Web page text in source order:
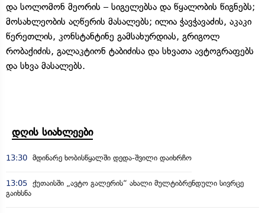
და სოლომონ მეორის – სიგელებსა და წყალობის წიგნებს;
მოსახლეობის აღწერის მასალებს; ილია ჭავჭავაძის, აკაკი
წერეთლის, კონსტანტინე გამსახურდიას, გრიგოლ
რობაქიძის, გალაკტიონ ტაბიძისა და სხვათა ავტოგრაფებს
და სხვა მასალებს.
დღის სიახლეები
13:30 მდინარე ხობისწყალში დედა-შვილი დაიხრჩო
13:05 ქუთაისში „ავტო გალერის“ ახალი მულტიბრენდული სივრცე
გაიხსნა